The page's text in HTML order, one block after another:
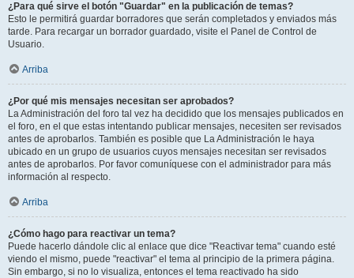
¿Para qué sirve el botón "Guardar" en la publicación de temas?
Esto le permitirá guardar borradores que serán completados y enviados más
tarde. Para recargar un borrador guardado, visite el Panel de Control de
Usuario.
Arriba
¿Por qué mis mensajes necesitan ser aprobados?
La Administración del foro tal vez ha decidido que los mensajes publicados en
el foro, en el que estas intentando publicar mensajes, necesiten ser revisados
antes de aprobarlos. También es posible que La Administración le haya
ubicado en un grupo de usuarios cuyos mensajes necesitan ser revisados
antes de aprobarlos. Por favor comuníquese con el administrador para más
información al respecto.
Arriba
¿Cómo hago para reactivar un tema?
Puede hacerlo dándole clic al enlace que dice "Reactivar tema" cuando esté
viendo el mismo, puede "reactivar" el tema al principio de la primera página.
Sin embargo, si no lo visualiza, entonces el tema reactivado ha sido